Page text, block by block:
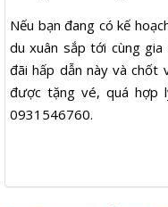
Nếu bạn đang có kế
du xuân sắp tới cùng
đãi hấp dẫn này và chốt
được tặng vé, quá hợp
0931546760.